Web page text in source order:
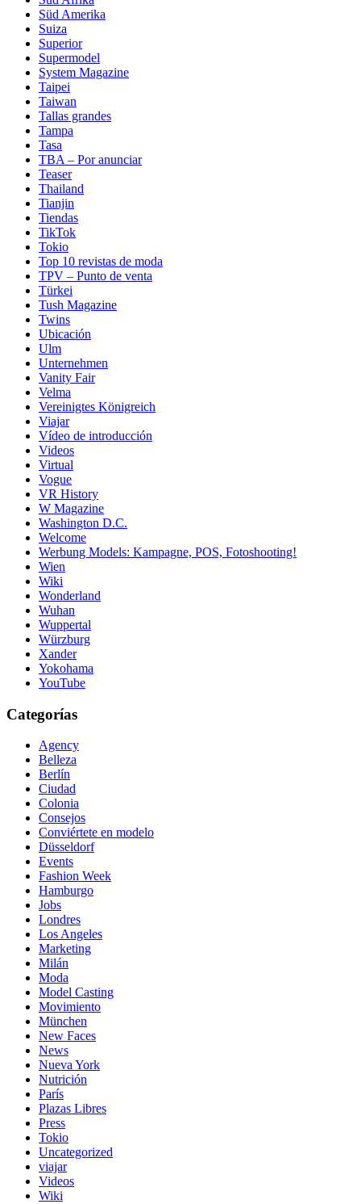
Süd Amerika
Suiza
Superior
Supermodel
System Magazine
Taipei
Taiwan
Tallas grandes
Tampa
Tasa
TBA – Por anunciar
Teaser
Thailand
Tianjin
Tiendas
TikTok
Tokio
Top 10 revistas de moda
TPV – Punto de venta
Türkei
Tush Magazine
Twins
Ubicación
Ulm
Unternehmen
Vanity Fair
Velma
Vereinigtes Königreich
Viajar
Vídeo de introducción
Videos
Virtual
Vogue
VR History
W Magazine
Washington D.C.
Welcome
Werbung Models: Kampagne, POS, Fotoshooting!
Wien
Wiki
Wonderland
Wuhan
Wuppertal
Würzburg
Xander
Yokohama
YouTube
Categorías
Agency
Belleza
Berlín
Ciudad
Colonia
Consejos
Conviértete en modelo
Düsseldorf
Events
Fashion Week
Hamburgo
Jobs
Londres
Los Angeles
Marketing
Milán
Moda
Model Casting
Movimiento
München
New Faces
News
Nueva York
Nutrición
París
Plazas Libres
Press
Tokio
Uncategorized
viajar
Videos
Wiki